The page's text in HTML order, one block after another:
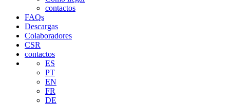
contactos
FAQs
Descargas
Colaboradores
CSR
contactos
ES
PT
EN
FR
DE